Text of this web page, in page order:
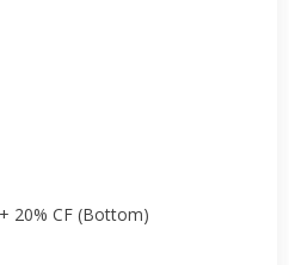
20% CF (Bottom)